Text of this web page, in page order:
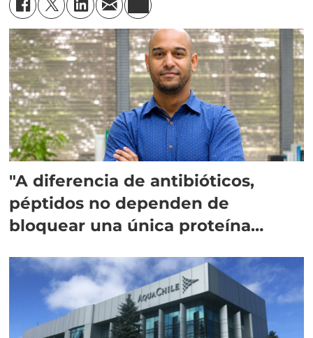
"A diferencia de antibióticos,
péptidos no dependen de
bloquear una única proteína